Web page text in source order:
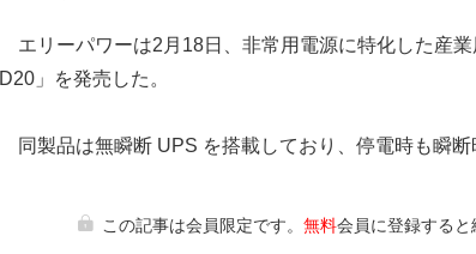
エリーパワーは2月18日、非常用電源に特化した産
D20」を発売した。
同製品は無瞬断 UPS を搭載しており、停電時も瞬
この記事は会員限定です。 無料会員に登録すると